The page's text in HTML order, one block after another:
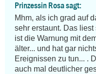
Prinzessin Rosa sagt:
Mhm, als ich grad auf
sehr erstaunt. Das
ist die Warnung mit
älter... und hat gar
Ereignissen zu tun... .
auch mal deutlicher